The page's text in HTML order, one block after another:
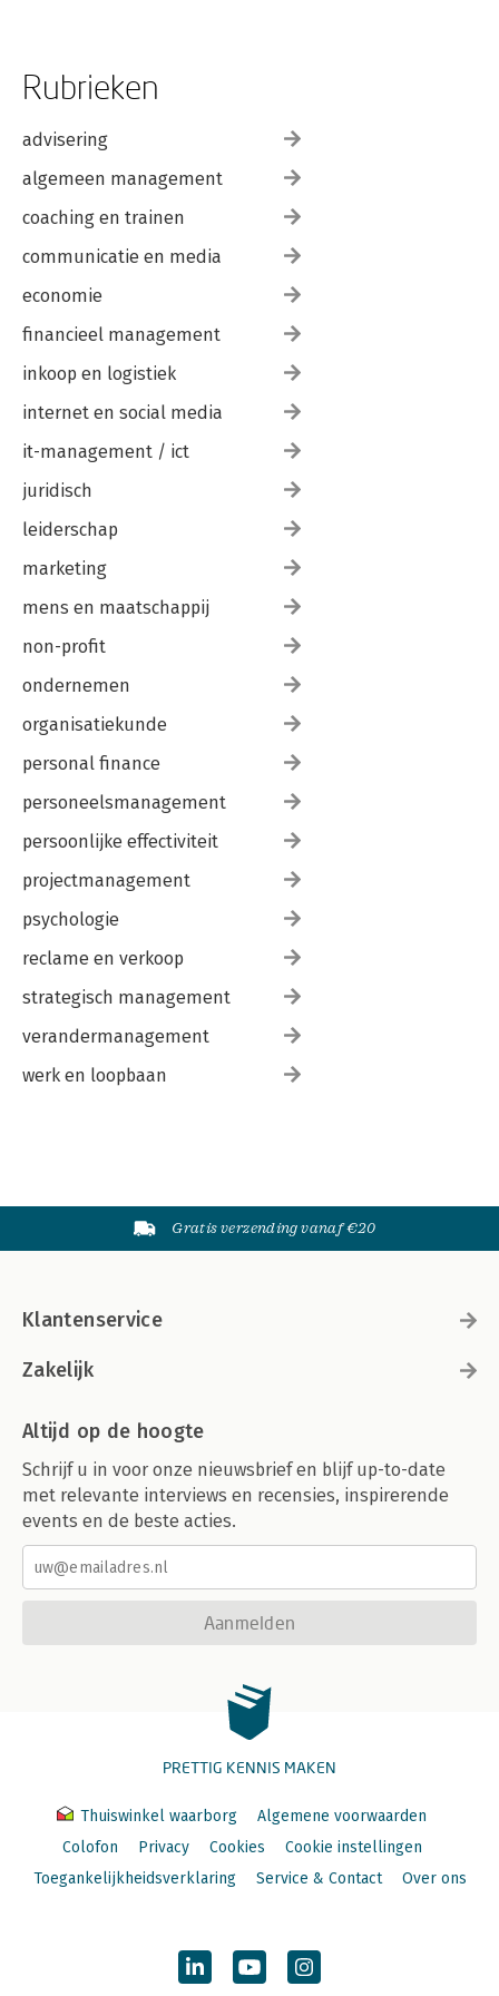
Rubrieken
advisering
algemeen management
coaching en trainen
communicatie en media
economie
financieel management
inkoop en logistiek
internet en social media
it-management / ict
juridisch
leiderschap
marketing
mens en maatschappij
non-profit
ondernemen
organisatiekunde
personal finance
personeelsmanagement
persoonlijke effectiviteit
projectmanagement
psychologie
reclame en verkoop
strategisch management
verandermanagement
werk en loopbaan
Gratis verzending vanaf €20
Klantenservice
Zakelijk
Altijd op de hoogte
Schrijf u in voor onze nieuwsbrief en blijf up-to-date
met relevante interviews en recensies, inspirerende
events en de beste acties.
Aanmelden
PRETTIG KENNIS MAKEN
Thuiswinkel waarborg
Algemene voorwaarden
Colofon
Privacy Cookies
Cookie instellingen
Toegankelijkheidsverklaring
Service & Contact Over ons